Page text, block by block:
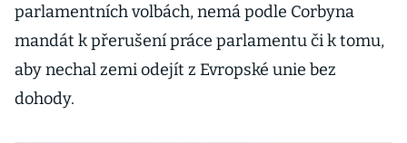
parlamentních volbách, nemá podle Corbyna
mandát k přerušení práce parlamentu či k tomu,
aby nechal zemi odejít z Evropské unie bez
dohody.